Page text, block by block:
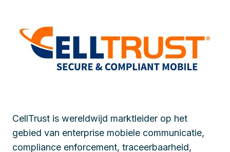
CellTrust is wereldwijd marktleider op het
gebied van enterprise mobiele communicatie,
compliance enforcement, traceerbaarheid,